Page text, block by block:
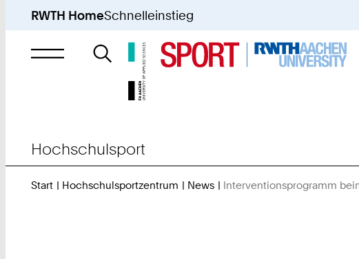
RWTH HomeSchnelleinstieg
Suche
nach
Hochschulsport
Start Hochschulsportzentrum News Interventionsprogramm